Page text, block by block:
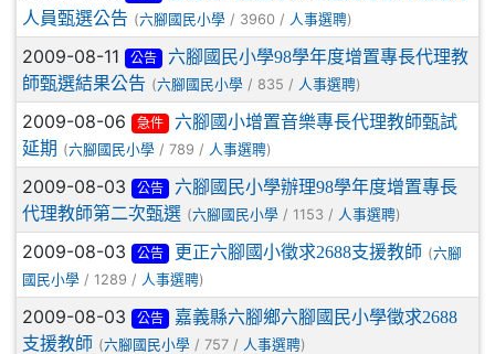
人員甄選公告 (六腳國民小學 / 3960 / 人事選聘)
2009-08-11 公告
六腳國民小學98學年度增置專長代理教
師甄選結果公告 (六腳國民小學 / 835 / 人事選聘)
2009-08-06 急件
六腳國小增置音樂專長代理教師甄試
延期 (六腳國民小學 / 789 / 人事選聘)
2009-08-03 公告
六腳國民小學辦理98學年度增置專長
代理教師第二次甄選 (六腳國民小學 / 1153 / 人事選聘)
2009-08-03 公告 更正六腳國小徵求2688支援教師 (六腳
國民小學 / 1289 / 人事選聘)
2009-08-03 公告
嘉義縣六腳鄉六腳國民小學徵求2688
支援教師 (六腳國民小學 / 757 / 人事選聘)